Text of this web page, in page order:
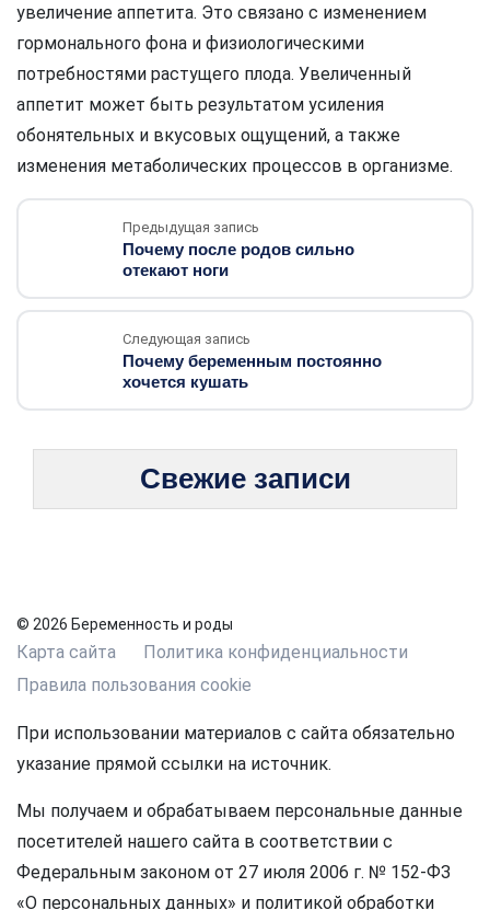
увеличение аппетита. Это связано с изменением
гормонального фона и физиологическими
потребностями растущего плода. Увеличенный
аппетит может быть результатом усиления
обонятельных и вкусовых ощущений, а также
изменения метаболических процессов в организме.
Предыдущая запись
Почему после родов сильно
отекают ноги
Следующая запись
Почему беременным постоянно
хочется кушать
Свежие записи
© 2026 Беременность и роды
Карта сайта
Политика конфиденциальности
Правила пользования cookie
При использовании материалов с сайта обязательно
указание прямой ссылки на источник.
Мы получаем и обрабатываем персональные данные
посетителей нашего сайта в соответствии с
Федеральным законом от 27 июля 2006 г. № 152-ФЗ
«О персональных данных» и политикой обработки